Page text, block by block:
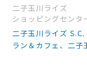
二子玉川ライズ
ショッピングセンタ
二子玉川ライズ
ラン＆カフェ、二子